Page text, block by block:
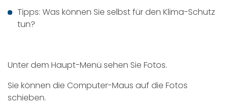
Tipps: Was können Sie selbst für den Klima-Schutz
tun?
Unter dem Haupt-Menü sehen Sie Fotos.
Sie können die Computer-Maus auf die Fotos
schieben.